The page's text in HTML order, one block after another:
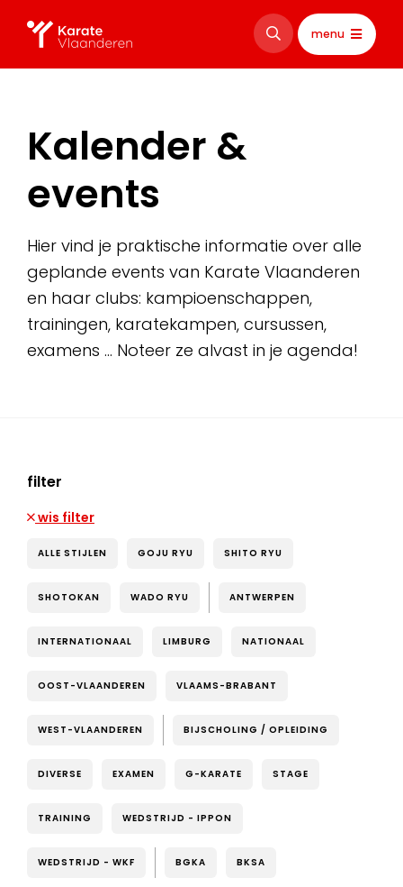
menu
Kalender &
events
Hier vind je praktische informatie over alle
geplande events van Karate Vlaanderen
en haar clubs: kampioenschappen,
trainingen, karatekampen, cursussen,
examens … Noteer ze alvast in je agenda!
filter
wis filter
ALLE STIJLEN GOJU RYU SHITO RYU
SHOTOKAN WADO RYU ANTWERPEN
INTERNATIONAAL LIMBURG NATIONAAL
OOST-VLAANDEREN VLAAMS-BRABANT
WEST-VLAANDEREN BIJSCHOLING / OPLEIDING
DIVERSE EXAMEN G-KARATE STAGE
TRAINING WEDSTRIJD - IPPON
WEDSTRIJD - WKF BGKA BKSA